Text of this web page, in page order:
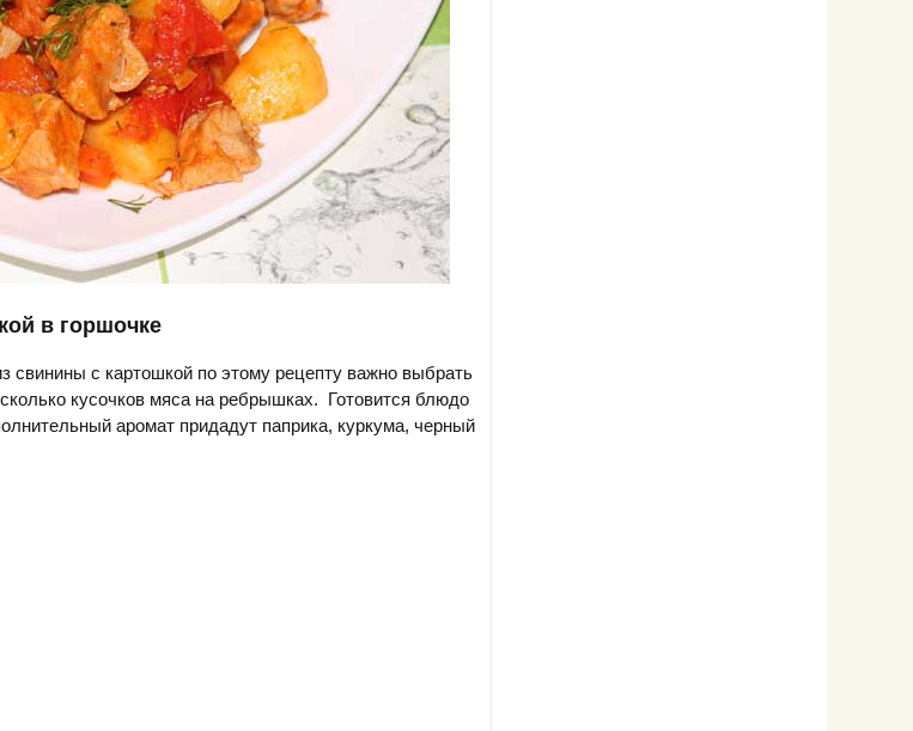
в горшочке
свинины с картошкой по этому рецепту важно выбрать
кусочков мяса на ребрышках. Готовится блюдо
аромат придадут паприка, куркума, черный